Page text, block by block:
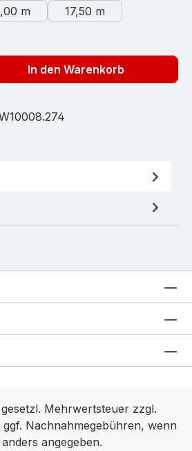
m
17,50 m
In den Warenkorb
Mehrwertsteuer zzgl.
Nachnahmegebühren, wenn
angegeben.